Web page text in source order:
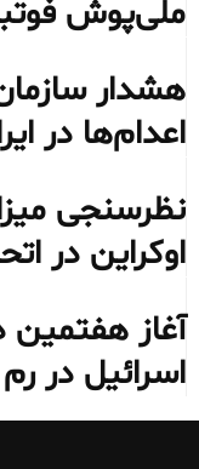
ملی‌پوش
هشدار
اعدام‌ها در
نظرسنجی
اوکراین در
آغاز هفتمین
اسرائیل در رم